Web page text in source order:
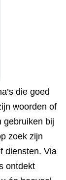
die goed
woorden of
gebruiken bij
zoek zijn
diensten. Via
ontdekt